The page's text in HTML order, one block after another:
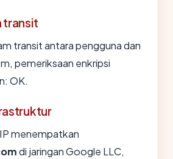
transit
transit antara pengguna dan
pemeriksaan enkripsi
OK.
menempatkan
di jaringan Google LLC,